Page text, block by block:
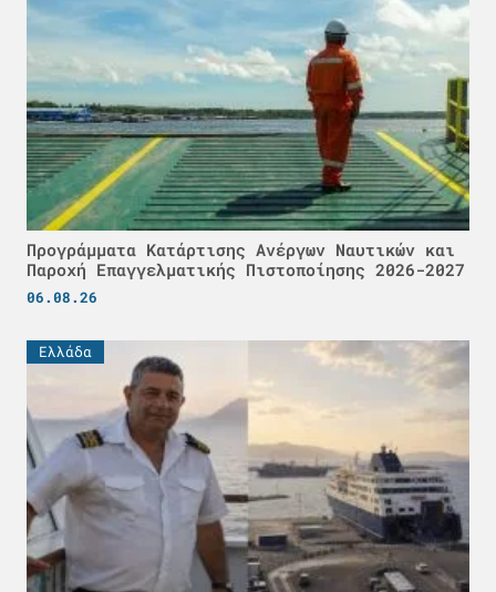
Προγράμματα Κατάρτισης Ανέργων Ναυτικών και
Παροχή Επαγγελματικής Πιστοποίησης 2026-2027
06.08.26
Ελλάδα